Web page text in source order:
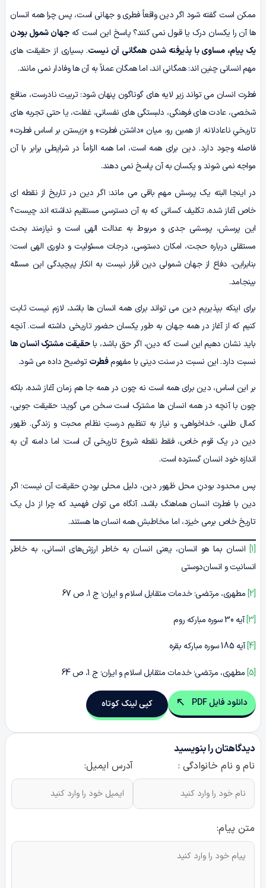
ممکن است گفته شود اگر دین واقعاً فطری و جهانی است، پس چرا همه انسان
ها آن را یکسان درک یا قبول نمی کنند؟ پاسخ این است کهجهان شمول بودن
یک پیام، مساوی با پذیرفته شدن همگانی آن نیست. بسیاری از حقیقت های
مهم انسانی چنین اند: همگانی اند، اما همگان عملاً به آن ها وفادار نمی مانند.
فطرت انسان می تواند زیر لایه های گوناگون پنهان شود: تربیت نادرست، منافع
شخصی، عادت های فرهنگی، دلبستگی های نفسانی، غفلت، یا حتی تجربه های
تاریخیِ ناعادلانه. از همین رو، میان «داشتن فطرت» و «زیستن بر اساس فطرت»
فاصله وجود دارد. دین برای همه است، اما همه الزاماً در شرایطی برابر با آن
مواجه نمی شوند و یکسان به آن پاسخ نمی دهند.
در اینجا البته یک پرسش مهم باقی می ماند: اگر دین در تاریخ از نقطه ای
خاص آغاز شده، تکلیف کسانی که به آن دسترسی مستقیم نداشته اند چیست؟
این پرسش، پرسشی جدی و مربوط به عدالت الهی است و نیازمند بحث
مستقلی درباره حجت، امکان دسترسی، درجات مسئولیت و داوری الهی است؛
بنابراین، دفاع از جهان شمولی دین قرار نیست به انکار پیچیدگی این مسئله
بینجامد.
برای اینکه بپذیریم دین می تواند برای همه انسان ها باشد، لازم نیست ثابت
کنیم که از آغاز در همه جهان به طور یکسان حضور تاریخی داشته است. آنچه
باید نشان دهیم این است که دین، اگر حق باشد، باحقیقت مشترک انسان ها
نسبت دارد. این نسبت در سنت دینی با مفهومفطرتتوضیح داده می شود.
بر این اساس، دین برای همه است نه چون در همه جا هم زمان آغاز شده، بلکه
چون با آنچه در همه انسان ها مشترک است سخن می گوید: حقیقت جویی،
کمال طلبی، خداخواهی، و نیاز به تنظیم درستِ نظام محبت و زندگی. ظهور
دین در یک قوم خاص، فقط نقطه شروع تاریخی آن است؛ اما دامنه آن به
اندازه خود انسان گسترده است.
پس محدود بودنِ محل ظهور دین، دلیل محلی بودنِ حقیقت آن نیست؛ اگر
دین با فطرت انسان هماهنگ باشد، آنگاه می توان فهمید که چرا از دل یک
تاریخ خاص برمی خیزد، اما مخاطبش همه انسان ها هستند.
[1] انسان بما هو انسان، یعنی انسان به خاطر ارزش‌های انسانی، به خاطر
انسانیت و انسان‌دوستی
[2] مطهری، مرتضی؛ خدمات متقابل اسلام و ایران؛ ج 1، ص 67
[3] آیه 30 سوره مبارکه روم
[4] آیه 185 سوره مبارکه بقره
[5] مطهری، مرتضی؛ خدمات متقابل اسلام و ایران؛ ج 1، ص 64
دانلود فایل PDF کپی لینک کوتاه
دیدگاهتان را بنویسید
نام و نام خانوادگی :
آدرس ایمیل:
متن پیام: